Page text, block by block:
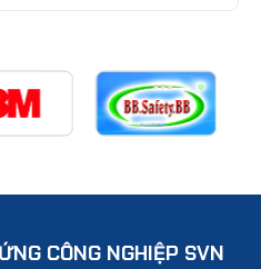
CÔNG NGHIỆP SVN